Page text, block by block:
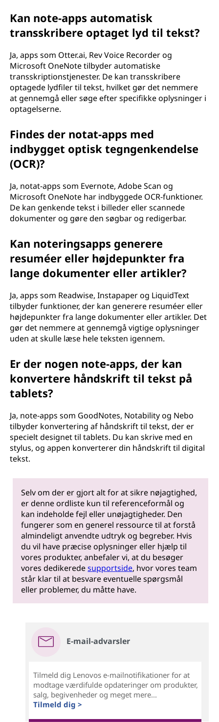
Kan note-apps automatisk
transskribere optaget lyd til tekst?
Ja, apps som Otter.ai, Rev Voice Recorder og
Microsoft OneNote tilbyder automatiske
transskriptionstjenester. De kan transskribere
optagede lydfiler til tekst, hvilket gør det nemmere
at gennemgå eller søge efter specifikke oplysninger i
optagelserne.
Findes der notat-apps med
indbygget optisk tegngenkendelse
(OCR)?
Ja, notat-apps som Evernote, Adobe Scan og
Microsoft OneNote har indbyggede OCR-funktioner.
De kan genkende tekst i billeder eller scannede
dokumenter og gøre den søgbar og redigerbar.
Kan noteringsapps generere
resuméer eller højdepunkter fra
lange dokumenter eller artikler?
Ja, apps som Readwise, Instapaper og LiquidText
tilbyder funktioner, der kan generere resuméer eller
højdepunkter fra lange dokumenter eller artikler. Det
gør det nemmere at gennemgå vigtige oplysninger
uden at skulle læse hele teksten igennem.
Er der nogen note-apps, der kan
konvertere håndskrift til tekst på
tablets?
Ja, note-apps som GoodNotes, Notability og Nebo
tilbyder konvertering af håndskrift til tekst, der er
specielt designet til tablets. Du kan skrive med en
stylus, og appen konverterer din håndskrift til digital
tekst.
Selv om der er gjort alt for at sikre nøjagtighed,
er denne ordliste kun til referenceformål og
kan indeholde fejl eller unøjagtigheder. Den
fungerer som en generel ressource til at forstå
almindeligt anvendte udtryk og begreber. Hvis
du vil have præcise oplysninger eller hjælp til
vores produkter, anbefaler vi, at du besøger
vores dedikeredesupportside, hvor vores team
står klar til at besvare eventuelle spørgsmål
eller problemer, du måtte have.
E-mail-advarsler
Tilmeld dig Lenovos e-mailnotifikationer for at
modtage værdifulde opdateringer om produkter,
salg, begivenheder og meget mere...
Tilmeld dig >